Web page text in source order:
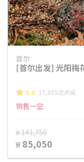
首尔
[首尔出发] 光阳梅
5.0 17,805次点阅
销售一空
₩ 141,750
₩ 85,050